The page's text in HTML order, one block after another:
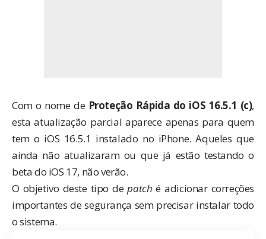
Com o nome de Proteção Rápida do iOS 16.5.1 (c),
esta atualização parcial aparece apenas para quem
tem o iOS 16.5.1 instalado no iPhone. Aqueles que
ainda não atualizaram ou que já estão testando o
beta do iOS 17, não verão.
O objetivo deste tipo depatch é adicionar correções
importantes de segurança sem precisar instalar todo
o sistema.